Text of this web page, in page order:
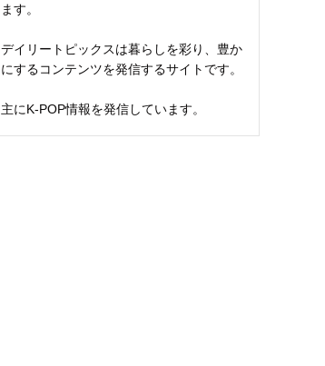
ます。
デイリートピックスは暮らしを彩り、豊か
にするコンテンツを発信するサイトです。
主にK-POP情報を発信しています。